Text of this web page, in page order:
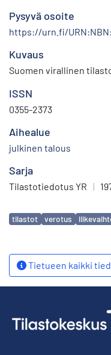
Pysyvä osoite
https://urn.fi/
Kuvaus
Suomen virallinen
ISSN
0355-2373
Aihealue
julkinen talous
Sarja
Tilastotiedotus YR |
Avainsanat
tilastot verotus
Tietueen kaikki